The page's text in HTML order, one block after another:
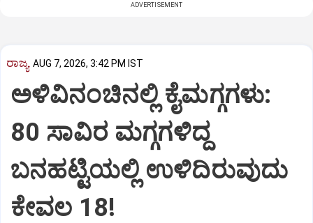
ADVERTISEMENT
ರಾಜ್ಯ AUG 7, 2026, 3:42 PM IST
ಅಳಿವಿನಂಚಿನಲ್ಲಿ ಕೈಮಗ್ಗಗಳು:
80 ಸಾವಿರ ಮಗ್ಗಗಳಿದ್ದ
ಬನಹಟ್ಟಿಯಲ್ಲಿ ಉಳಿದಿರುವುದು
ಕೇವಲ 18!